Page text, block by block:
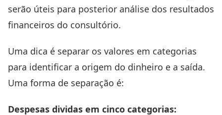
serão úteis para posterior análise dos resultados
financeiros do consultório.
Uma dica é separar os valores em categorias
para identificar a origem do dinheiro e a saída.
Uma forma de separação é:
Despesas dividas em cinco categorias: